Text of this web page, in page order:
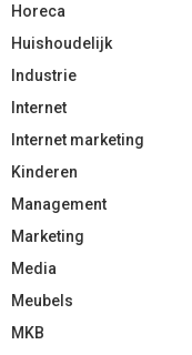
Horeca
Huishoudelijk
Industrie
Internet
Internet marketing
Kinderen
Management
Marketing
Media
Meubels
MKB